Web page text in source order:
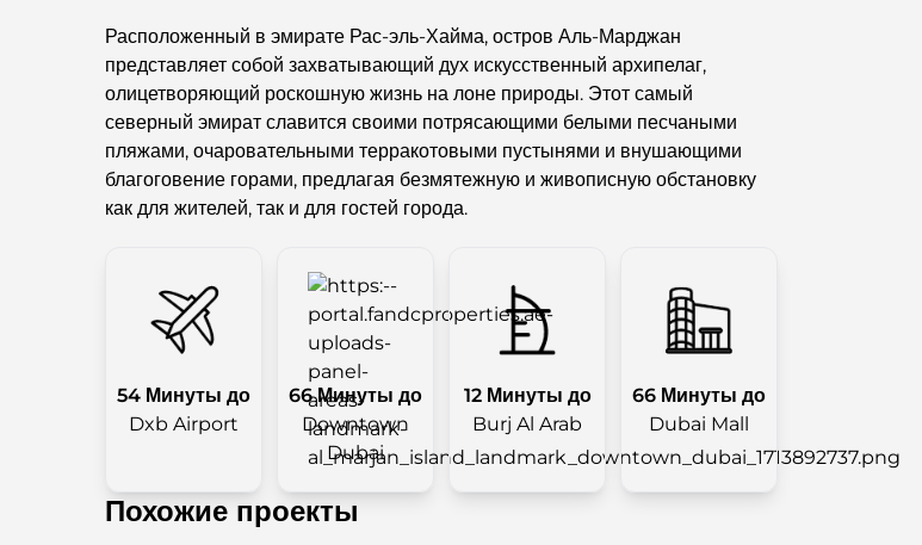
Расположенный в эмирате Рас-эль-Хайма, остров Аль-Марджан
представляет собой захватывающий дух искусственный архипелаг,
олицетворяющий роскошную жизнь на лоне природы. Этот самый
северный эмират славится своими потрясающими белыми песчаными
пляжами, очаровательными терракотовыми пустынями и внушающими
благоговение горами, предлагая безмятежную и живописную обстановку
как для жителей, так и для гостей города.
54 Минуты до
Dxb Airport
66 Минуты до
Downtown
Dubai
12 Минуты до
Burj Al Arab
66 Минуты до
Dubai Mall
Похожие проекты